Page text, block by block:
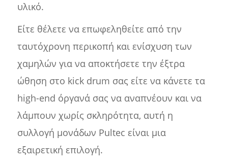
υλικό.
Είτε θέλετε να επωφεληθείτε από την
ταυτόχρονη περικοπή και ενίσχυση των
χαμηλών για να αποκτήσετε την έξτρα
ώθηση στο kick drum σας είτε να κάνετε τα
high-end όργανά σας να αναπνέουν και να
λάμπουν χωρίς σκληρότητα, αυτή η
συλλογή μονάδων Pultec είναι μια
εξαιρετική επιλογή.